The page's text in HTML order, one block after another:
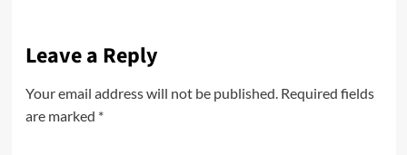
Leave a Reply
Your email address will not be published. Required fields
are marked *